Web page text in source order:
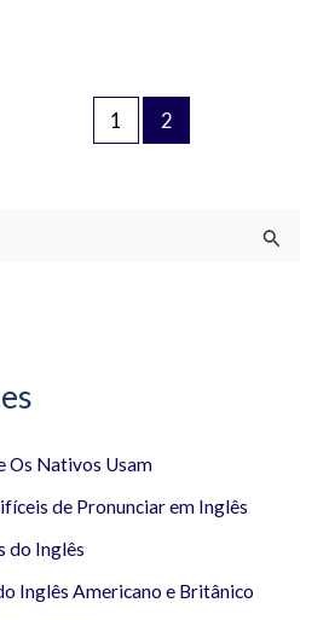
1 2
Os Nativos Usam
de Pronunciar em Inglês
do Inglês
Inglês Americano e Britânico